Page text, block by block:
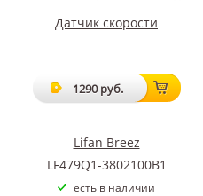
Датчик скорости
1290 руб.
Lifan Breez
LF479Q1-3802100B1
есть в наличии